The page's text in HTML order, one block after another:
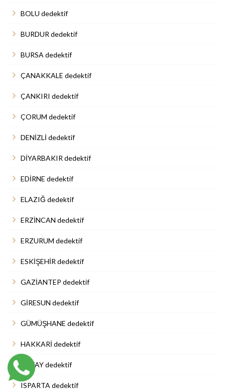
BOLU dedektif
BURDUR dedektif
BURSA dedektif
ÇANAKKALE dedektif
ÇANKIRI dedektif
ÇORUM dedektif
DENİZLİ dedektif
DİYARBAKIR dedektif
EDİRNE dedektif
ELAZIĞ dedektif
ERZİNCAN dedektif
ERZURUM dedektif
ESKİŞEHİR dedektif
GAZİANTEP dedektif
GİRESUN dedektif
GÜMÜŞHANE dedektif
HAKKARİ dedektif
HATAY dedektif
ISPARTA dedektif